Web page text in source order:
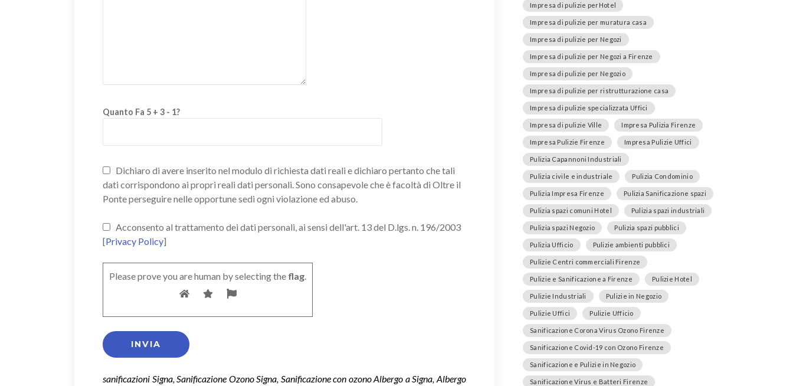
Quanto Fa 5 + 3 - 1?
Dichiaro di avere inserito nel modulo di richiesta dati reali e dichiaro pertanto che tali
dati corrispondono ai propri reali dati personali. Sono consapevole che è facoltà di Oltre il
Ponte perseguire nelle opportune sedi ogni violazione ed abuso.
Acconsento al trattamento dei dati personali, ai sensi dell'art. 13 del D.lgs. n. 196/2003
[Privacy Policy]
Please prove you are human by selecting the flag.
sanificazioni Signa, Sanificazione Ozono Signa, Sanificazione con ozono Albergo a Signa, Albergo
Impresa di pulizie perHotel
Impresa di pulizie per muratura casa
Impresa di pulizie per Negozi
Impresa di pulizie per Negozi a Firenze
Impresa di pulizie per Negozio
Impresa di pulizie per ristrutturazione casa
Impresa di pulizie specializzata Uffici
Impresa di pulizie Ville Impresa Pulizia Firenze
Impresa Pulizie Firenze Impresa Pulizie Uffici
Pulizia Capannoni Industriali
Pulizia civile e industriale Pulizia Condominio
Pulizia Impresa Firenze Pulizia Sanificazione spazi
Pulizia spazi comuni Hotel Pulizia spazi industriali
Pulizia spazi Negozio Pulizia spazi pubblici
Pulizia Ufficio Pulizie ambienti pubblici
Pulizie Centri commerciali Firenze
Pulizie e Sanificazione a Firenze Pulizie Hotel
Pulizie Industriali Pulizie in Negozio
Pulizie Uffici Pulizie Ufficio
Sanificazione Corona Virus Ozono Firenze
Sanificazione Covid-19 con Ozono Firenze
Sanificazione e Pulizie in Negozio
Sanificazione Virus e Batteri Firenze